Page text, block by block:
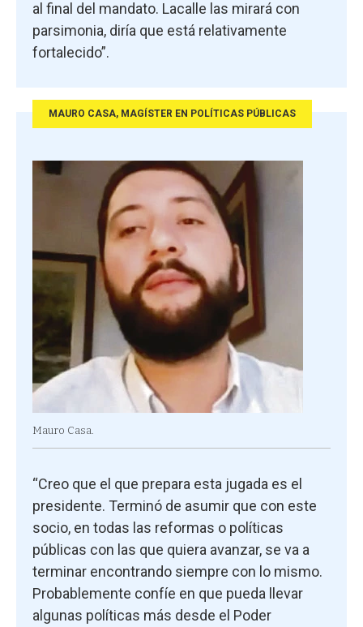
al final del mandato. Lacalle las mirará con
parsimonia, diría que está relativamente
fortalecido”.
MAURO CASA, MAGÍSTER EN POLÍTICAS PÚBLICAS
Mauro Casa.
“Creo que el que prepara esta jugada es el
presidente. Terminó de asumir que con este
socio, en todas las reformas o políticas
públicas con las que quiera avanzar, se va a
terminar encontrando siempre con lo mismo.
Probablemente confíe en que pueda llevar
algunas políticas más desde el Poder